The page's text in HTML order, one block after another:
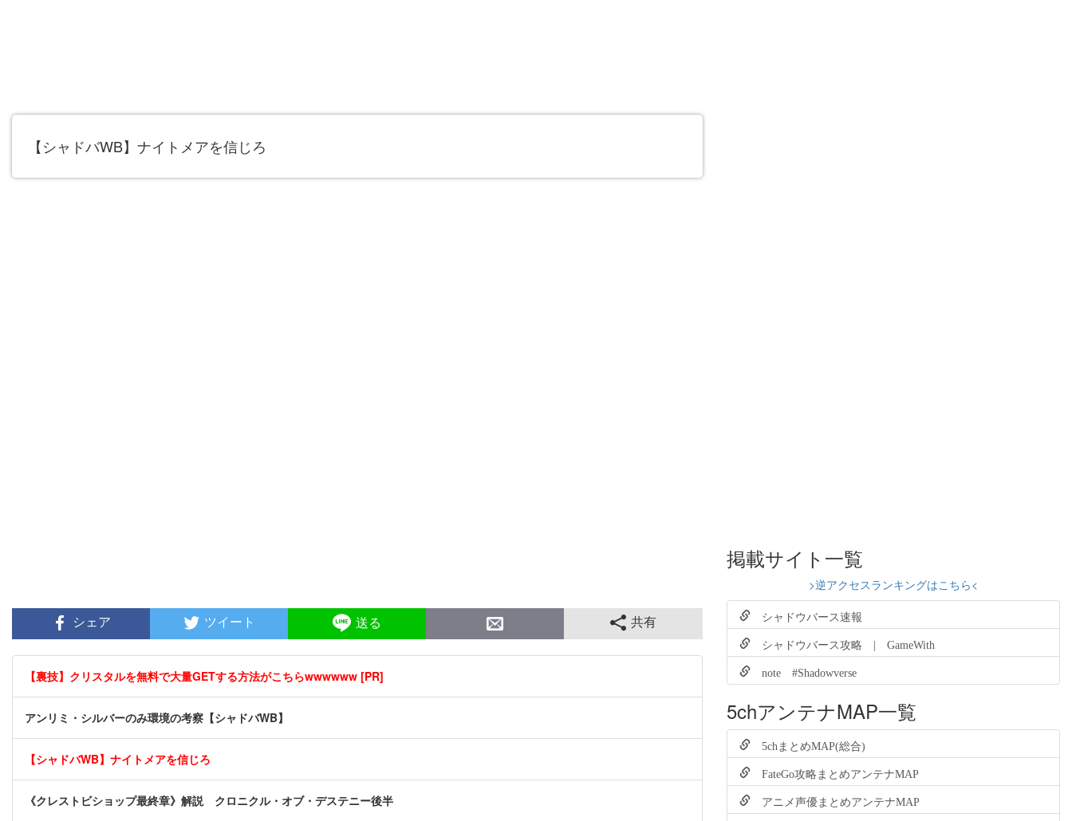
【シャドバWB】ナイトメアを信じろ
シェア ツイート 送る 共有
【裏技】クリスタルを無料で大量GETする方法がこちらwwwwww [PR]
アンリミ・シルバーのみ環境の考察【シャドバWB】
【シャドバWB】ナイトメアを信じろ
《クレストビショップ最終章》解説 クロニクル・オブ・デステニー後半
掲載サイト一覧
>逆アクセスランキングはこちら<
シャドウバース速報
シャドウバース攻略 | GameWith
note #Shadowverse
5chアンテナMAP一覧
5chまとめMAP(総合)
FateGo攻略まとめアンテナMAP
アニメ声優まとめアンテナMAP